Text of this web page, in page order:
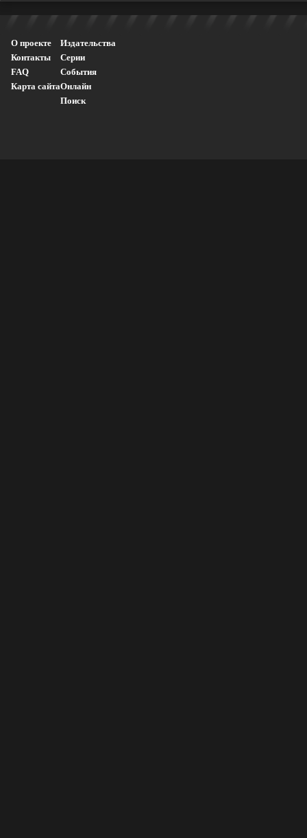
О проекте
Контакты
FAQ
Карта сайта
Издательства
Серии
События
Онлайн
Поиск